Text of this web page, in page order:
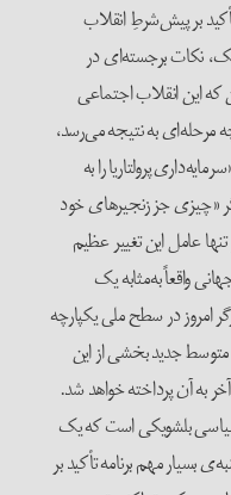
بر پیش‌شرطِ انقلاب
نکات برجسته‌ای در
که این انقلاب اجتماعی
مرحله‌ای به نتیجه می‌رسد،
پرولتاریا را به
«چیزی جز زنجیرهای خود
عامل این تغییر عظیم
واقعاً به‌مثابه یک
امروز در سطح ملی یکپارچه
جدید بخشی از این
به آن پرداخته خواهد شد.
بلشویکی است که یک
بسیار مهم برنامه تأکید بر